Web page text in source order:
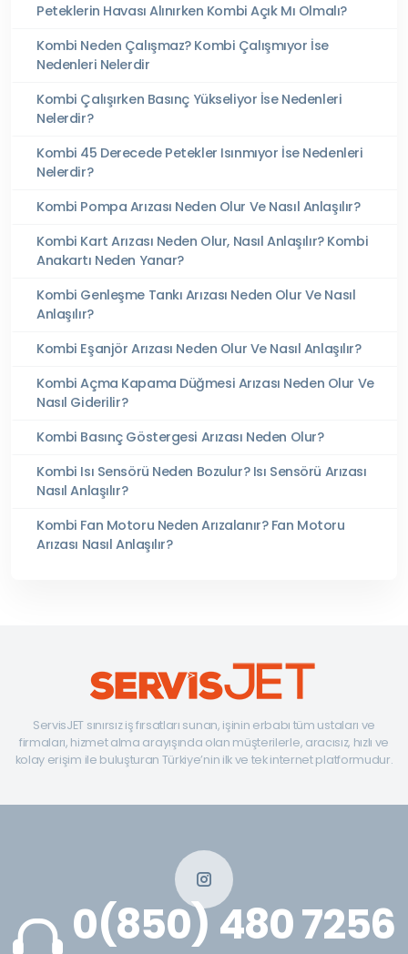
Peteklerin Havası Alınırken Kombi Açık Mı Olmalı?
Kombi Neden Çalışmaz? Kombi Çalışmıyor İse
Nedenleri Nelerdir
Kombi Çalışırken Basınç Yükseliyor İse Nedenleri
Nelerdir?
Kombi 45 Derecede Petekler Isınmıyor İse Nedenleri
Nelerdir?
Kombi Pompa Arızası Neden Olur Ve Nasıl Anlaşılır?
Kombi Kart Arızası Neden Olur, Nasıl Anlaşılır? Kombi
Anakartı Neden Yanar?
Kombi Genleşme Tankı Arızası Neden Olur Ve Nasıl
Anlaşılır?
Kombi Eşanjör Arızası Neden Olur Ve Nasıl Anlaşılır?
Kombi Açma Kapama Düğmesi Arızası Neden Olur Ve
Nasıl Giderilir?
Kombi Basınç Göstergesi Arızası Neden Olur?
Kombi Isı Sensörü Neden Bozulur? Isı Sensörü Arızası
Nasıl Anlaşılır?
Kombi Fan Motoru Neden Arızalanır? Fan Motoru
Arızası Nasıl Anlaşılır?
ServisJET sınırsız iş fırsatları sunan, işinin erbabı tüm ustaları ve
firmaları, hizmet alma arayışında olan müşterilerle, aracısız, hızlı ve
kolay erişim ile buluşturan Türkiye’nin ilk ve tek internet platformudur.
0(850) 480 7256